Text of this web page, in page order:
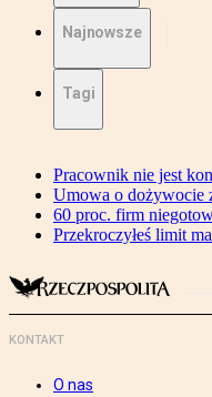
Najnowsze
Tagi
Pracownik nie jest
Umowa o dożywocie
60 proc. firm
Przekroczyłeś limit
KONTAKT
O nas